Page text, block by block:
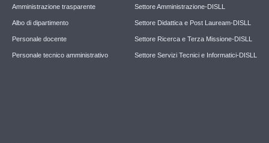
Amministrazione trasparente
Albo di dipartimento
Personale docente
Personale tecnico amministrativo
Settore Amministrazione-DISLL
Settore Didattica e Post Lauream-DISLL
Settore Ricerca e Terza Missione-DISLL
Settore Servizi Tecnici e Informatici-DISLL